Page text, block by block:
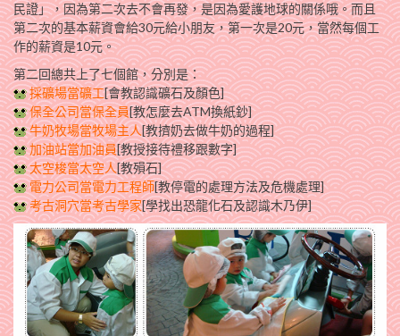
民證」，因為第二次去不會再發，是因為愛護地球的關係哦。而且
第二次的基本薪資會給30元給小朋友，第一次是20元，當然每個工
作的薪資是10元。
第二回總共上了七個館，分別是：
採礦場當礦工[會教認識礦石及顏色]
保全公司當保全員[教怎麼去ATM換紙鈔]
牛奶牧場當牧場主人[教擠奶去做牛奶的過程]
加油站當加油員[教授接待禮移跟數字]
太空梭當太空人[教殞石]
電力公司當電力工程師[教停電的處理方法及危機處理]
考古洞穴當考古學家[學找出恐龍化石及認識木乃伊]